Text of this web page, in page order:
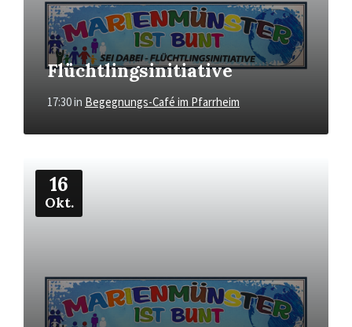
Flüchtlingsinitiative
17:30in Begegnungs-Café im Pfarrheim
16
Okt.